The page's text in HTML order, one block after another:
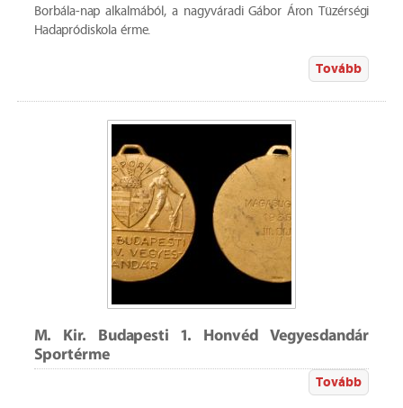
Borbála-nap alkalmából, a nagyváradi Gábor Áron Tüzérségi
Hadapródiskola érme.
Tovább
M. Kir. Budapesti 1. Honvéd Vegyesdandár
Sportérme
Tovább